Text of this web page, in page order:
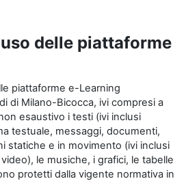
delle piattaforme
piattaforme e-Learning
di Milano-Bicocca, ivi compresi a
esaustivo i testi (ivi inclusi
testuale, messaggi, documenti,
statiche e in movimento (ivi inclusi
le musiche, i grafici, le tabelle
protetti dalla vigente normativa in